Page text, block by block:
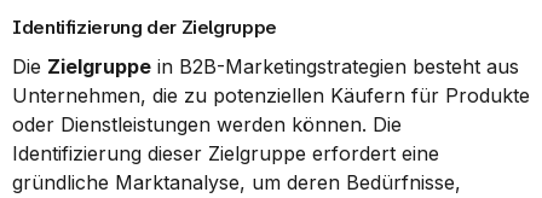
Identifizierung der Zielgruppe
Die Zielgruppe in B2B-Marketingstrategien besteht aus
Unternehmen, die zu potenziellen Käufern für Produkte
oder Dienstleistungen werden können. Die
Identifizierung dieser Zielgruppe erfordert eine
gründliche Marktanalyse, um deren Bedürfnisse,